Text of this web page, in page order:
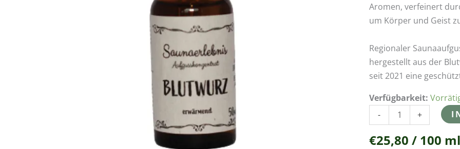
Aromen, verfeinert
um Körper und Geist
Regionaler
hergestellt aus der
seit 2021 eine
Verfügbarkeit:
-
+
€25,80 / 100 ml